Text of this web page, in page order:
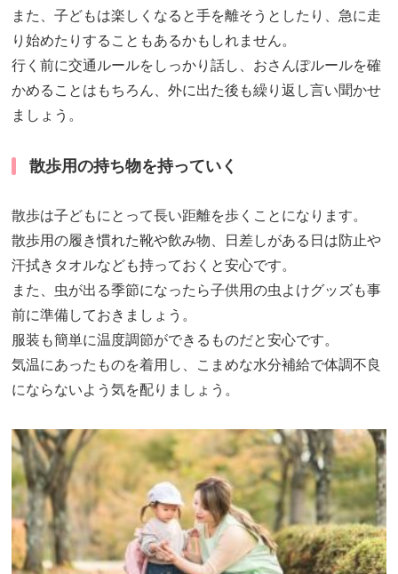
また、子どもは楽しくなると手を離そうとしたり、急に走
り始めたりすることもあるかもしれません。
行く前に交通ルールをしっかり話し、おさんぽルールを確
かめることはもちろん、外に出た後も繰り返し言い聞かせ
ましょう。
散歩用の持ち物を持っていく
散歩は子どもにとって長い距離を歩くことになります。
散歩用の履き慣れた靴や飲み物、日差しがある日は防止や
汗拭きタオルなども持っておくと安心です。
また、虫が出る季節になったら子供用の虫よけグッズも事
前に準備しておきましょう。
服装も簡単に温度調節ができるものだと安心です。
気温にあったものを着用し、こまめな水分補給で体調不良
にならないよう気を配りましょう。